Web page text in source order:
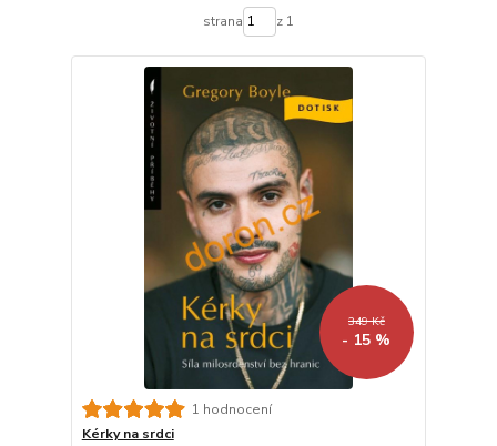
strana z 1
349 Kč
- 15 %
1 hodnocení
Kérky na srdci